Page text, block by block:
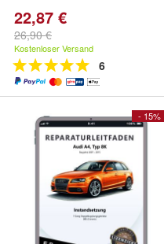
22,87 €
26,90 €
Kostenloser Versand
6
- 15%